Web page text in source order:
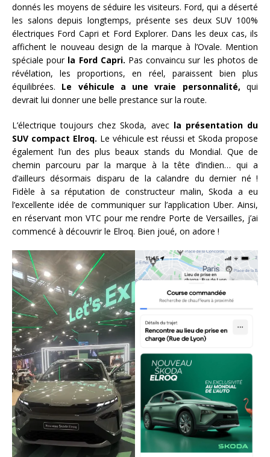
donnés les moyens de séduire les visiteurs. Ford, qui a déserté
les salons depuis longtemps, présente ses deux SUV 100%
électriques Ford Capri et Ford Explorer. Dans les deux cas, ils
affichent le nouveau design de la marque à l’Ovale. Mention
spéciale pour la Ford Capri. Pas convaincu sur les photos de
révélation, les proportions, en réel, paraissent bien plus
équilibrées. Le véhicule a une vraie personnalité, qui
devrait lui donner une belle prestance sur la route.
L’électrique toujours chez Skoda, avec la présentation du
SUV compact Elroq. Le véhicule est réussi et Skoda propose
également l’un des plus beaux stands du Mondial. Que de
chemin parcouru par la marque à la tête d’indien… qui a
d’ailleurs désormais disparu de la calandre du dernier né !
Fidèle à sa réputation de constructeur malin, Skoda a eu
l’excellente idée de communiquer sur l’application Uber. Ainsi,
en réservant mon VTC pour me rendre Porte de Versailles, j’ai
commencé à découvrir le Elroq. Bien joué, on adore !